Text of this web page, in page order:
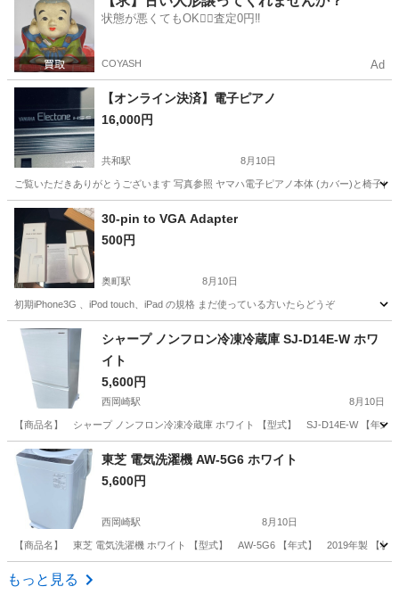
状態が悪くてもOK🙆‍♀️査定0円‼️
COYASH Ad
【オンライン決済】電子ピアノ
16,000円
共和駅 8月10日
ご覧いただきありがとうございます 写真参照 ヤマハ電子ピアノ本体 (カバー)と椅子
愛知 大府市
30-pin to VGA Adapter
500円
奥町駅 8月10日
初期iPhone3G 、iPod touch、iPad の規格 まだ使っている方いたらどうぞ
愛知 一宮市 その他 Adapter
シャープ ノンフロン冷凍冷蔵庫 SJ-D14E-W ホワ
イト
5,600円
西岡崎駅 8月10日
【商品名】 シャープ ノンフロン冷凍冷蔵庫 ホワイト 【型式】 SJ-D14E-W 【年
愛知 岡崎市 西岡崎駅 キッチン家電 フロン
東芝 電気洗濯機 AW-5G6 ホワイト
5,600円
西岡崎駅 8月10日
【商品名】 東芝 電気洗濯機 ホワイト 【型式】 AW-5G6 【年式】 2019年製 【状
愛知 岡崎市
もっと見る